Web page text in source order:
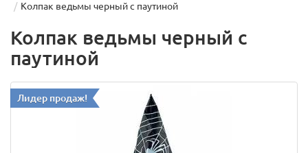
Колпак ведьмы черный с паутиной
Колпак ведьмы черный с
паутиной
Лидер продаж!